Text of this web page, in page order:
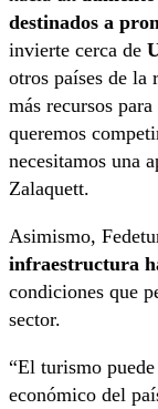
destinados a
invierte cerca de
otros países de la
más recursos
queremos
necesitamos una
Zalaquett.
Asimismo,
infraestructura
condiciones que
sector.
“El turismo
económico del